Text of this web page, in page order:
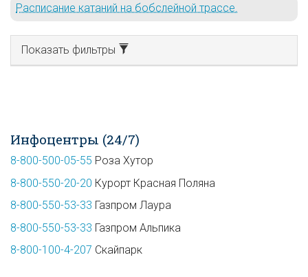
Расписание катаний на бобслейной трассе.
Показать фильтры
Инфоцентры (24/7)
8-800-500-05-55 Роза Хутор
8-800-550-20-20 Курорт Красная Поляна
8-800-550-53-33 Газпром Лаура
8-800-550-53-33 Газпром Альпика
8-800-100-4-207 Скайпарк